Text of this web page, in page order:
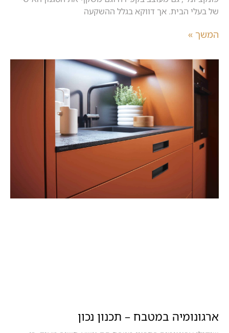
של בעלי הבית. אך דווקא בגלל ההשקעה
המשך »
ארגונומיה במטבח – תכנון נכון